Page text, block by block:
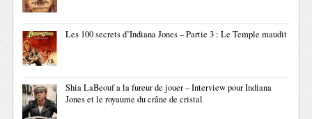
Les 100 secrets d’Indiana Jones – Partie 3 : Le Temple maudit
Shia LaBeouf a la fureur de jouer – Interview pour Indiana
Jones et le royaume du crâne de cristal